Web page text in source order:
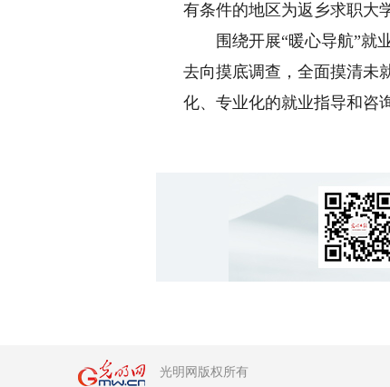
有条件的地区为返乡求职大
围绕开展“暖心导航”就业
去向摸底调查，全面摸清未
化、专业化的就业指导和咨
光明网版权所有